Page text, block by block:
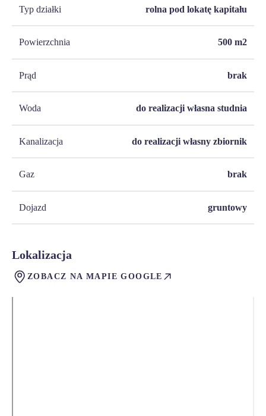
Typ działki rolna pod lokatę kapitału
Powierzchnia 500 m2
Prąd brak
Woda do realizacji własna studnia
Kanalizacja do realizacji własny zbiornik
Gaz brak
Dojazd gruntowy
Lokalizacja
ZOBACZ NA MAPIE GOOGLE